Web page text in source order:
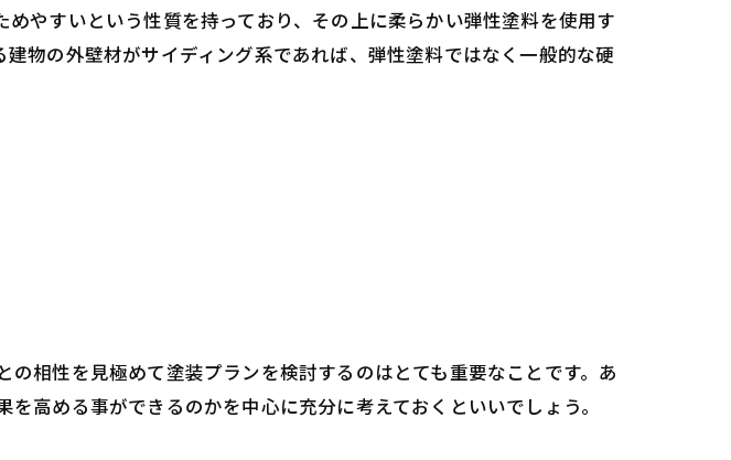
やすいという性質を持っており、その上に柔らかい弾性塗料を使用す
物の外壁材がサイディング系であれば、弾性塗料ではなく一般的な硬
相性を見極めて塗装プランを検討するのはとても重要なことです。あ
高める事ができるのかを中心に充分に考えておくといいでしょう。